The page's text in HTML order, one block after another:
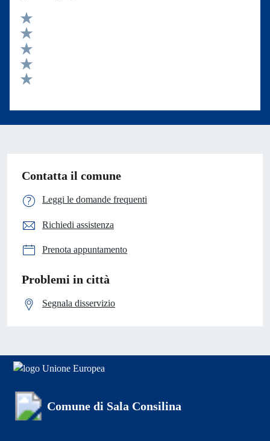
Valuta 5 stelle su 5
Valuta 4 stelle su 5
Valuta 3 stelle su 5
Valuta 2 stelle su 5
Contatta il comune
Leggi le domande frequenti
Richiedi assistenza
Prenota appuntamento
Problemi in città
Segnala disservizio
Comune di Sala Consilina